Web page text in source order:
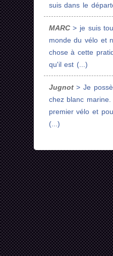
suis dans le
MARC> je suis
monde du vélo et
chose à cette
qu'il est (...)
Jugnot> Je
chez blanc
premier vélo et
(...)